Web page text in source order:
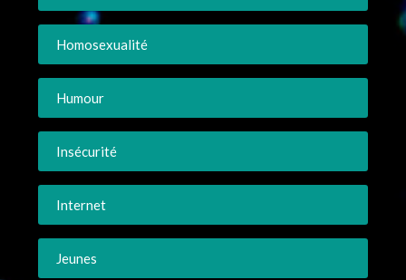
Homosexualité
Humour
Insécurité
Internet
Jeunes